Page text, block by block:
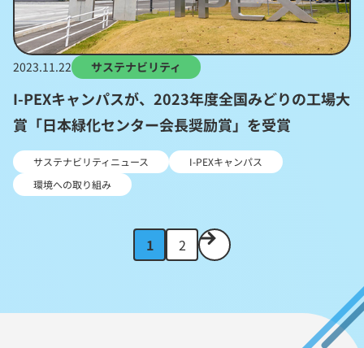
2023.11.22 サステナビリティ
I-PEXキャンパスが、2023年度全国みどりの工場大
賞「日本緑化センター会長奨励賞」を受賞
サステナビリティニュース
I-PEXキャンパス
環境への取り組み
1 2
次
の
ジ